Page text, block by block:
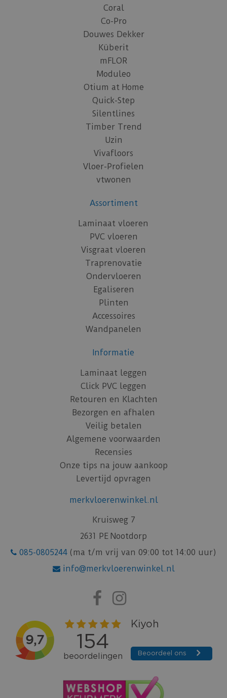
Coral
Co-Pro
Douwes Dekker
Küberit
mFLOR
Moduleo
Otium at Home
Quick-Step
Silentlines
Timber Trend
Uzin
Vivafloors
Vloer-Profielen
vtwonen
Assortiment
Laminaat vloeren
PVC vloeren
Visgraat vloeren
Traprenovatie
Ondervloeren
Egaliseren
Plinten
Accessoires
Wandpanelen
Informatie
Laminaat leggen
Click PVC leggen
Retouren en Klachten
Bezorgen en afhalen
Veilig betalen
Algemene voorwaarden
Recensies
Onze tips na jouw aankoop
Levertijd opvragen
merkvloerenwinkel.nl
Kruisweg 7
2631 PE Nootdorp
085-0805244 (ma t/m vrij van 09:00 tot 14:00 uur)
info@merkvloerenwinkel.nl